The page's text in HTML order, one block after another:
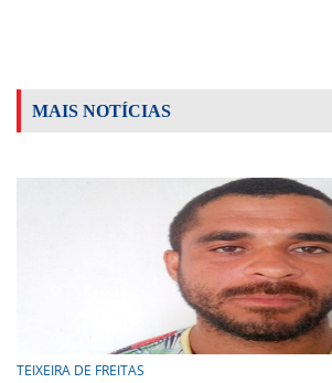
MAIS NOTÍCIAS
TEIXEIRA DE FREITAS